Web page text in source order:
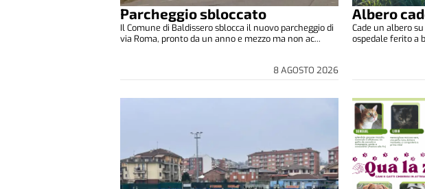
Parcheggio sbloccato
8 AGOSTO 2026
Il Comune di Baldissero sblocca il nuovo parcheggio di
via Roma, pronto da un anno e mezzo ma non ac...
Albero
Cade un albero
ospedale ferito a